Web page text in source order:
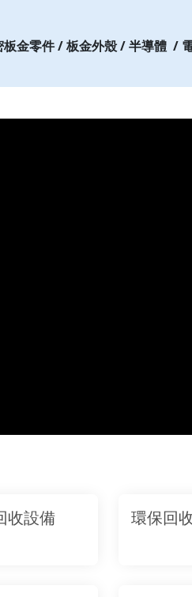
金零件 / 板金外殼 / 半導體 /
收設備 環保回